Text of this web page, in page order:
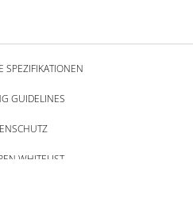
SPEZIFIKATIONEN
GUIDELINES
WHITELIST